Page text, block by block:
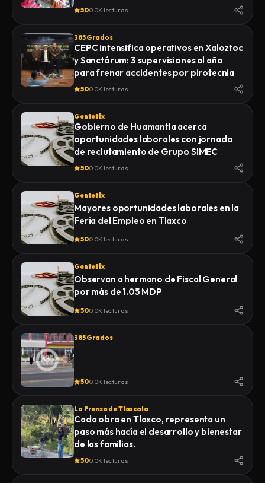
Diferentes”.
500.0K lecturas
385 Grados
CEPC intensifica operativos en Xaloztoc
y Sanctórum: 3 supervisiones al año
para frenar accidentes por pirotecnia
500.0K lecturas
Gentetlx
Gobierno de Huamantla acerca
oportunidades laborales con jornada
de reclutamiento de Grupo SIMEC
500.0K lecturas
Gentetlx
Mayores oportunidades laborales en la
Feria del Empleo en Tlaxco
500.0K lecturas
Gentetlx
Observan a hermano de Fiscal General
por más de 1.05 MDP
500.0K lecturas
385 Grados
500.0K lecturas
La Prensa de Tlaxcala
Cada obra en Tlaxco, representa un
paso más hacía el desarrollo y bienestar
de las familias.
500.0K lecturas